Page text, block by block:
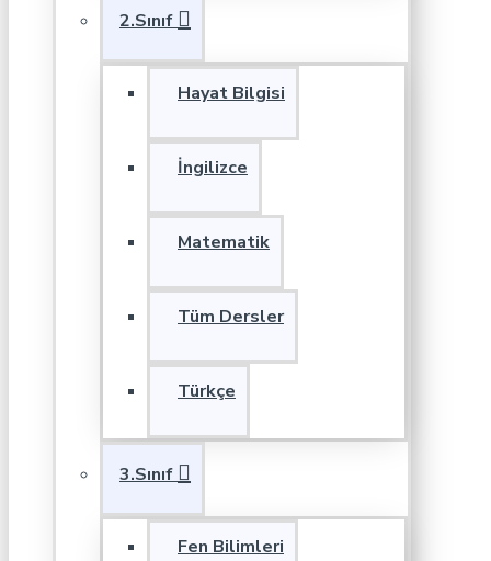
2.Sınıf
Hayat Bilgisi
İngilizce
Matematik
Tüm Dersler
Türkçe
3.Sınıf
Fen Bilimleri